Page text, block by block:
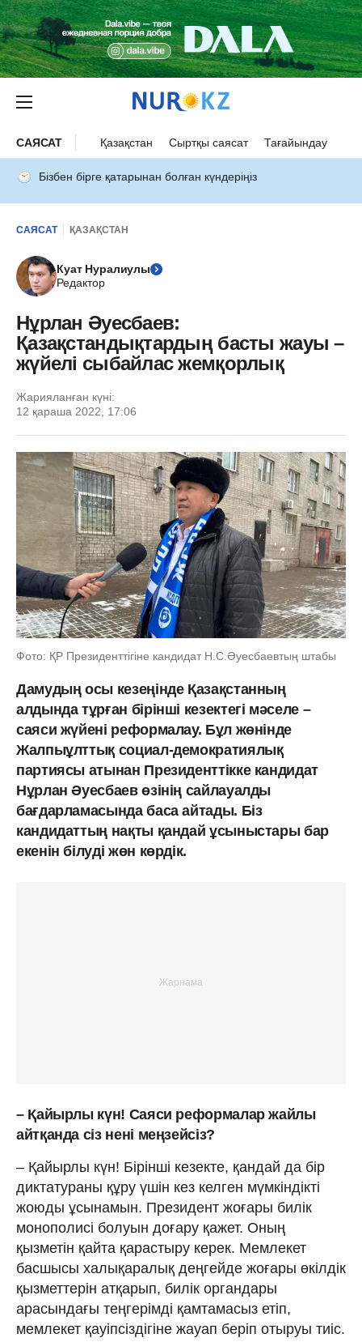
САЯСАТ Қазақстан Сыртқы саясат Тағайындау
Бізбен бірге қатарынан болған күндеріңіз
САЯСАТ ҚАЗАҚСТАН
Куат Нуралиулы
Редактор
Нұрлан Әуесбаев:
Қазақстандықтардың басты жауы –
жүйелі сыбайлас жемқорлық
Жарияланған күні:
12 қараша 2022, 17:06
Фото: ҚР Президенттігіне кандидат Н.С.Әуесбаевтың штабы
Дамудың осы кезеңінде Қазақстанның
алдында тұрған бірінші кезектегі мәселе –
саяси жүйені реформалау. Бұл жөнінде
Жалпыұлттық социал-демократиялық
партиясы атынан Президенттікке кандидат
Нұрлан Әуесбаев өзінің сайлауалды
бағдарламасында баса айтады. Біз
кандидаттың нақты қандай ұсыныстары бар
екенін білуді жөн көрдік.
– Қайырлы күн! Саяси реформалар жайлы
айтқанда сіз нені меңзейсіз?
– Қайырлы күн! Бірінші кезекте, қандай да бір
диктатураны құру үшін кез келген мүмкіндікті
жоюды ұсынамын. Президент жоғары билік
монополисі болуын доғару қажет. Оның
қызметін қайта қарастыру керек. Мемлекет
басшысы халықаралық деңгейде жоғары өкілдік
қызметтерін атқарып, билік органдары
арасындағы теңгерімді қамтамасыз етіп,
мемлекет қауіпсіздігіне жауап беріп отыруы тиіс.